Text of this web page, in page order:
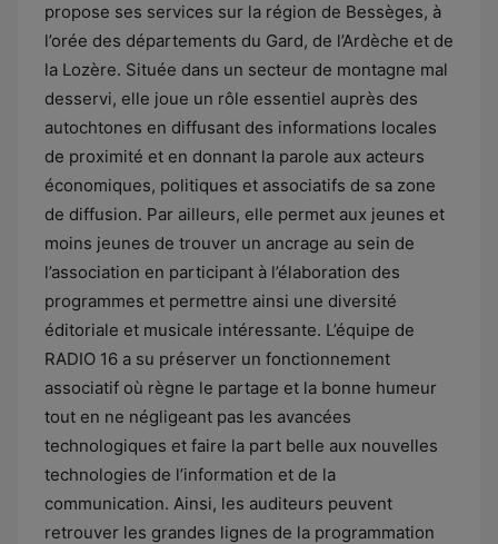
propose ses services sur la région de Bessèges, à
l’orée des départements du Gard, de l’Ardèche et de
la Lozère. Située dans un secteur de montagne mal
desservi, elle joue un rôle essentiel auprès des
autochtones en diffusant des informations locales
de proximité et en donnant la parole aux acteurs
économiques, politiques et associatifs de sa zone
de diffusion. Par ailleurs, elle permet aux jeunes et
moins jeunes de trouver un ancrage au sein de
l’association en participant à l’élaboration des
programmes et permettre ainsi une diversité
éditoriale et musicale intéressante. L’équipe de
RADIO 16 a su préserver un fonctionnement
associatif où règne le partage et la bonne humeur
tout en ne négligeant pas les avancées
technologiques et faire la part belle aux nouvelles
technologies de l’information et de la
communication. Ainsi, les auditeurs peuvent
retrouver les grandes lignes de la programmation